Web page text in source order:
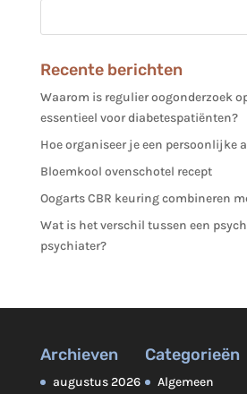
Recente berichten
Waarom is regulier oogonderzoek
essentieel voor diabetespatiënten?
Hoe organiseer je een persoonlijke
Bloemkool ovenschotel recept
Oogarts CBR keuring combineren
Wat is het verschil tussen een
psychiater?
Archieven
augustus 2026
Categorieën
Algemeen